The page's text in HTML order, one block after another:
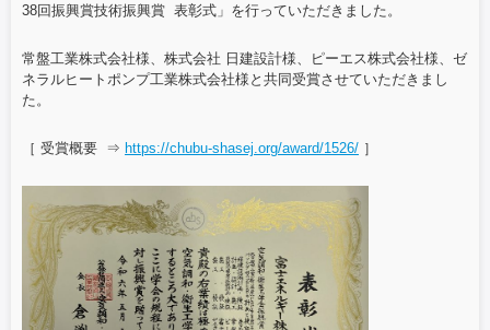
38回振興賞技術振興賞 表彰式」を行っていただきました。
常盤工業株式会社様、株式会社 日建設計様、ピーエス株式会社様、ゼ
ネラルヒートポンプ工業株式会社様と共同受賞させていただきまし
た。
［ 受賞概要 ⇒ https://chubu-shasej.org/award/1526/ ］